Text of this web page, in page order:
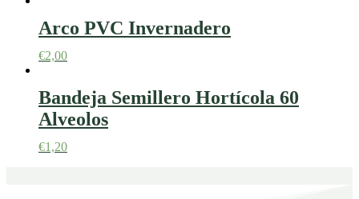
Arco PVC Invernadero
€2,00
Bandeja Semillero Hortícola 60
Alveolos
€1,20